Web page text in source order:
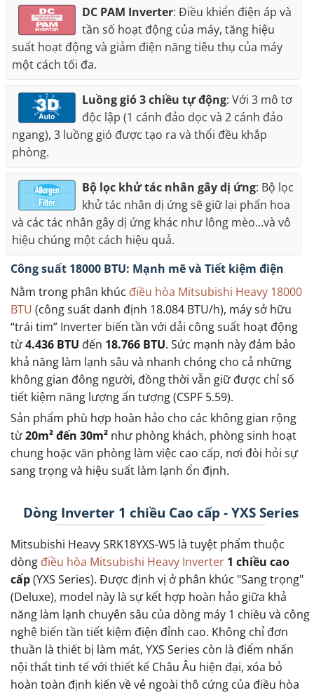
DC PAM Inverter: Điều khiển điện áp và
tần số hoạt động của máy, tăng hiệu
suất hoạt động và giảm điện năng tiêu thụ của máy
một cách tối đa.
Luồng gió 3 chiều tự động: Với 3 mô tơ
độc lập (1 cánh đảo dọc và 2 cánh đảo
ngang), 3 luồng gió được tạo ra và thổi đều khắp
phòng.
Bộ lọc khử tác nhân gây dị ứng: Bộ lọc
khử tác nhân dị ứng sẽ giữ lại phấn hoa
và các tác nhân gây dị ứng khác như lông mèo…và vô
hiệu chúng một cách hiệu quả.
Công suất 18000 BTU: Mạnh mẽ và Tiết kiệm điện
Nằm trong phân khúc điều hòa Mitsubishi Heavy 18000
BTU (công suất danh định 18.084 BTU/h), máy sở hữu
“trái tim” Inverter biến tần với dải công suất hoạt động
từ4.436 BTU đến 18.766 BTU. Sức mạnh này đảm bảo
khả năng làm lạnh sâu và nhanh chóng cho cả những
không gian đông người, đồng thời vẫn giữ được chỉ số
tiết kiệm năng lượng ấn tượng (CSPF 5.59).
Sản phẩm phù hợp hoàn hảo cho các không gian rộng
từ20m² đến 30m² như phòng khách, phòng sinh hoạt
chung hoặc văn phòng làm việc cao cấp, nơi đòi hỏi sự
sang trọng và hiệu suất làm lạnh ổn định.
Dòng Inverter 1 chiều Cao cấp - YXS Series
Mitsubishi Heavy SRK18YXS-W5 là tuyệt phẩm thuộc
dòng điều hòa Mitsubishi Heavy Inverter 1 chiều cao
cấp(YXS Series). Được định vị ở phân khúc "Sang trọng"
(Deluxe), model này là sự kết hợp hoàn hảo giữa khả
năng làm lạnh chuyên sâu của dòng máy 1 chiều và công
nghệ biến tần tiết kiệm điện đỉnh cao. Không chỉ đơn
thuần là thiết bị làm mát, YXS Series còn là điểm nhấn
nội thất tinh tế với thiết kế Châu Âu hiện đại, xóa bỏ
hoàn toàn định kiến về vẻ ngoài thô cứng của điều hòa